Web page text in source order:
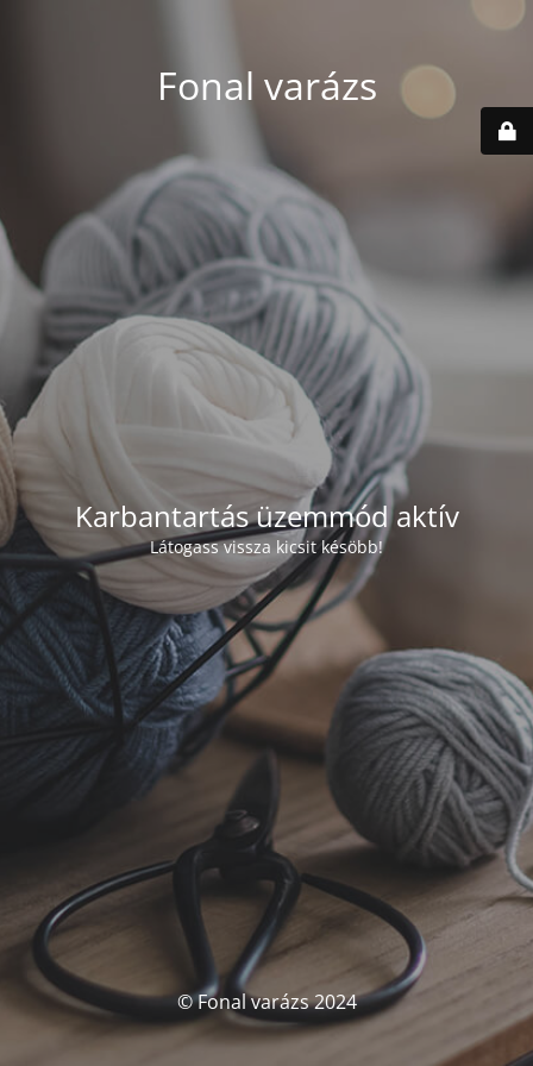
Fonal varázs
Karbantartás üzemmód aktív
Látogass vissza kicsit késöbb!
© Fonal varázs 2024